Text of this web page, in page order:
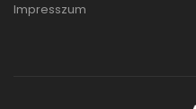
Impresszum